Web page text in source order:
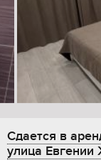
Сдается в
улица Евгении